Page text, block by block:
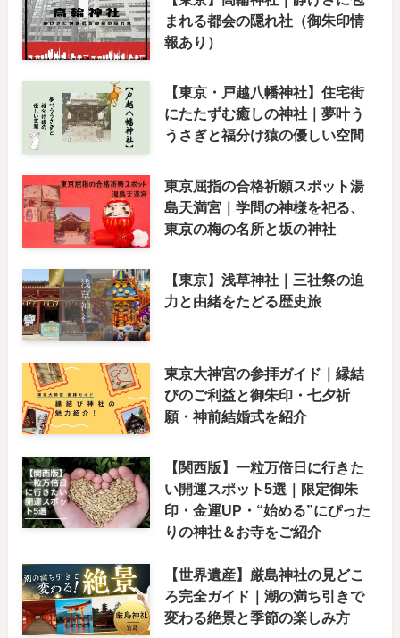
まれる都会の隠れ社（御朱印情
報あり）
【東京・戸越八幡神社】住宅街
にたたずむ癒しの神社｜夢叶う
うさぎと福分け猿の優しい空間
東京屈指の合格祈願スポット湯
島天満宮｜学問の神様を祀る、
東京の梅の名所と坂の神社
【東京】浅草神社｜三社祭の迫
力と由緒をたどる歴史旅
東京大神宮の参拝ガイド｜縁結
びのご利益と御朱印・七夕祈
願・神前結婚式を紹介
【関西版】一粒万倍日に行きた
い開運スポット5選｜限定御朱
印・金運UP・“始める”にぴった
りの神社＆お寺をご紹介
【世界遺産】厳島神社の見どこ
ろ完全ガイド｜潮の満ち引きで
変わる絶景と季節の楽しみ方